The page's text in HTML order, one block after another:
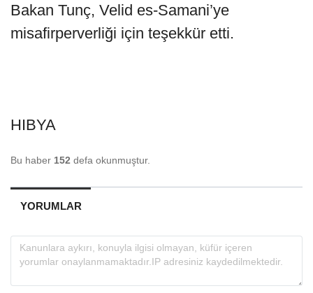
Bakan Tunç, Velid es-Samani’ye
misafirperverliği için teşekkür etti.
HIBYA
Bu haber 152 defa okunmuştur.
YORUMLAR